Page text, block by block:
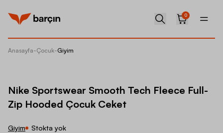
0
Anasayfa-Çocuk-Giyim
Nike Sportswear Smooth Tech Fleece Full-
Zip Hooded Çocuk Ceket
Giyim Stokta yok